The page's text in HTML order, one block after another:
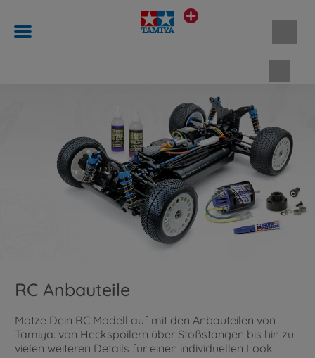
RC Anbauteile
Motze Dein RC Modell auf mit den Anbauteilen von
Tamiya: von Heckspoilern über Stoßstangen bis hin zu
vielen weiteren Details für einen individuellen Look!